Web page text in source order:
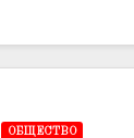
ОБЩЕСТВО